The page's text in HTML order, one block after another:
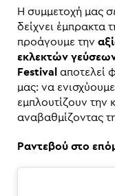
Η συμμετοχή μας
δείχνει έμπρακτα
προάγουμε την
εκλεκτών
Festival αποτελεί
μας: να
εμπλουτίζουν
αναβαθμίζοντας
Ραντεβού στο